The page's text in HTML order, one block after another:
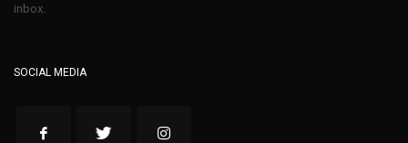
inbox.
SOCIAL MEDIA